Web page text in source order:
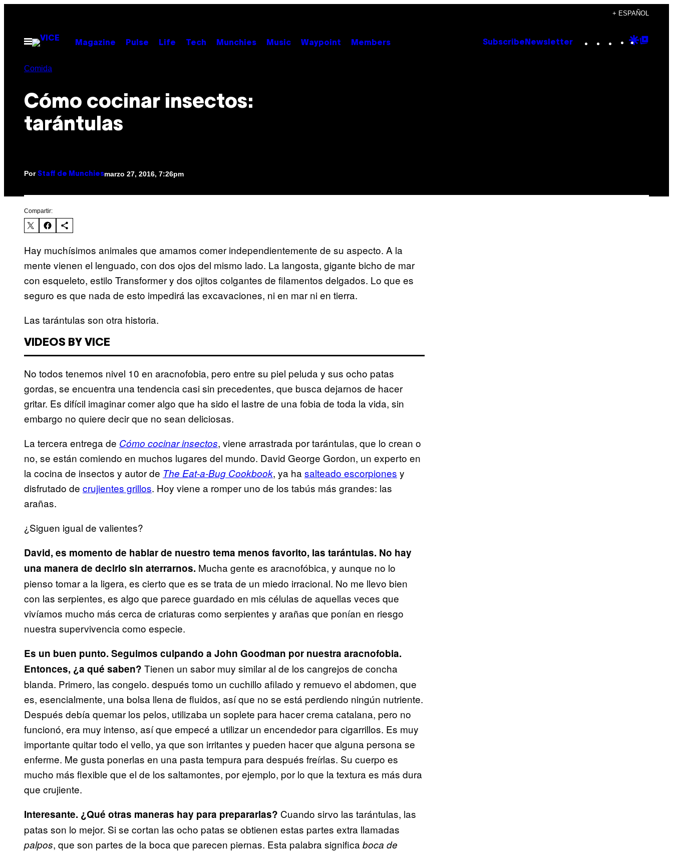
contenido
+ ESPAÑOL
Abrir
Menú
Magazine Pulse Life Tech Munchies Music Waypoint Members Subscribe Newsletter Instagram
TikTok
YouTube
Google
Comida
Cómo cocinar insectos:
tarántulas
Por Staff de Munchiesmarzo 27, 2016, 7:26pm
Compartir:
Hay muchísimos animales que amamos comer independientemente de su aspecto. A la
mente vienen el lenguado, con dos ojos del mismo lado. La langosta, gigante bicho de mar
con esqueleto, estilo Transformer y dos ojitos colgantes de filamentos delgados. Lo que es
seguro es que nada de esto impedirá las excavaciones, ni en mar ni en tierra.
Las tarántulas son otra historia.
VIDEOS BY VICE
No todos tenemos nivel 10 en aracnofobia, pero entre su piel peluda y sus ocho patas
gordas, se encuentra una tendencia casi sin precedentes, que busca dejarnos de hacer
gritar. Es difícil imaginar comer algo que ha sido el lastre de una fobia de toda la vida, sin
embargo no quiere decir que no sean deliciosas.
La tercera entrega de Cómo cocinar insectos, viene arrastrada por tarántulas, que lo crean o
no, se están comiendo en muchos lugares del mundo. David George Gordon, un experto en
la cocina de insectos y autor de The Eat-a-Bug Cookbook, ya ha salteado escorpiones y
disfrutado de crujientes grillos. Hoy viene a romper uno de los tabús más grandes: las
arañas.
¿Siguen igual de valientes?
David, es momento de hablar de nuestro tema menos favorito, las tarántulas. No hay
una manera de decirlo sin aterrarnos. Mucha gente es aracnofóbica, y aunque no lo
pienso tomar a la ligera, es cierto que es se trata de un miedo irracional. No me llevo bien
con las serpientes, es algo que parece guardado en mis células de aquellas veces que
vivíamos mucho más cerca de criaturas como serpientes y arañas que ponían en riesgo
nuestra supervivencia como especie.
Es un buen punto. Seguimos culpando a John Goodman por nuestra aracnofobia.
Entonces, ¿a qué saben? Tienen un sabor muy similar al de los cangrejos de concha
blanda. Primero, las congelo. después tomo un cuchillo afilado y remuevo el abdomen, que
es, esencialmente, una bolsa llena de fluidos, así que no se está perdiendo ningún nutriente.
Después debía quemar los pelos, utilizaba un soplete para hacer crema catalana, pero no
funcionó, era muy intenso, así que empecé a utilizar un encendedor para cigarrillos. Es muy
importante quitar todo el vello, ya que son irritantes y pueden hacer que alguna persona se
enferme. Me gusta ponerlas en una pasta tempura para después freírlas. Su cuerpo es
mucho más flexible que el de los saltamontes, por ejemplo, por lo que la textura es más dura
que crujiente.
Interesante. ¿Qué otras maneras hay para prepararlas? Cuando sirvo las tarántulas, las
patas son lo mejor. Si se cortan las ocho patas se obtienen estas partes extra llamadas
palpos, que son partes de la boca que parecen piernas. Esta palabra significa boca de